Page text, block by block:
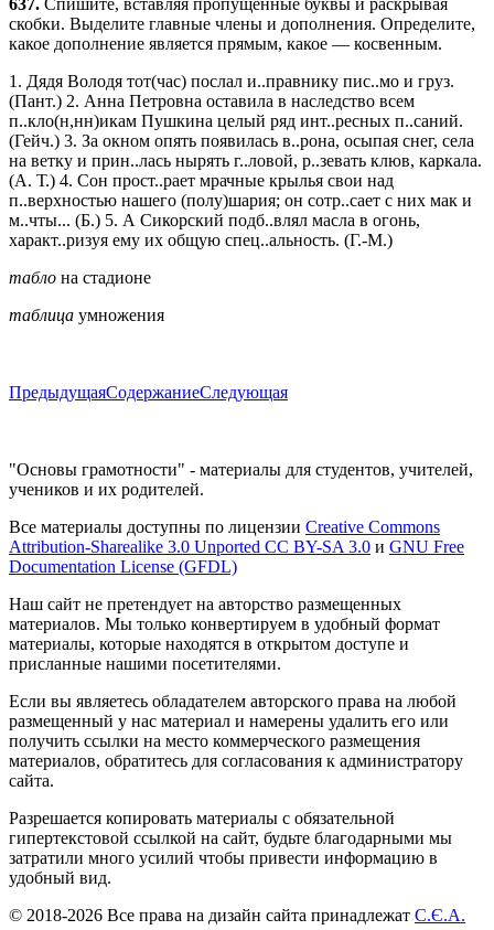
скобки. Выделите главные члены и дополнения. Определите,
какое дополнение является прямым, какое — косвенным.
1. Дядя Володя тот(час) послал и..правнику пис..мо и груз.
(Пант.) 2. Анна Петровна оставила в наследство всем
п..кло(н,нн)икам Пушкина целый ряд инт..ресных п..саний.
(Гейч.) 3. За окном опять появилась в..рона, осыпая снег, села
на ветку и прин..лась нырять г..ловой, р..зевать клюв, каркала.
(А. Т.) 4. Сон прост..рает мрачные крылья свои над
п..верхностью нашего (полу)шария; он сотр..сает с них мак и
м..чты... (Б.) 5. А Сикорский подб..влял масла в огонь,
характ..ризуя ему их общую спец..альность. (Г.-М.)
табло на стадионе
таблица умножения
ПредыдущаяСодержаниеСледующая
"Основы грамотности" - материалы для студентов, учителей,
учеников и их родителей.
Все материалы доступны по лицензии Creative Commons
Attribution-Sharealike 3.0 Unported CC BY-SA 3.0 и GNU Free
Documentation License (GFDL)
Наш сайт не претендует на авторство размещенных
материалов. Мы только конвертируем в удобный формат
материалы, которые находятся в открытом доступе и
присланные нашими посетителями.
Если вы являетесь обладателем авторского права на любой
размещенный у нас материал и намерены удалить его или
получить ссылки на место коммерческого размещения
материалов, обратитесь для согласования к администратору
сайта.
Разрешается копировать материалы с обязательной
гипертекстовой ссылкой на сайт, будьте благодарными мы
затратили много усилий чтобы привести информацию в
удобный вид.
© 2018-2026 Все права на дизайн сайта принадлежат С.Є.А.